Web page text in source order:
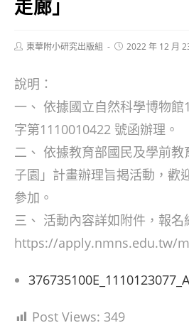
走廊」
Post東華附小研究出版組
Post2022 年 12 月
說明：
一、 依據國立自然科學博物
字第1110010422 號函辦理。
二、 依據教育部國民及學前
子園」計畫辦理旨揭活動，歡
參加。
三、 活動內容詳如附件，報名
https://apply.nmns.edu.tw/
Post Views: 349